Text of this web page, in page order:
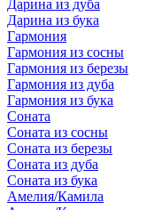
Дарина из дуба
Дарина из бука
Гармония
Гармония из сосны
Гармония из березы
Гармония из дуба
Гармония из бука
Соната
Соната из сосны
Соната из березы
Соната из дуба
Соната из бука
Амелия/Камила